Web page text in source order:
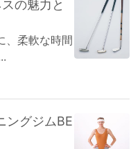
の魅力と
、柔軟な時間
ングジムBE